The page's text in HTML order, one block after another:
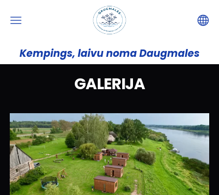
Kempings, laivu noma Daugmales
GALERIJA